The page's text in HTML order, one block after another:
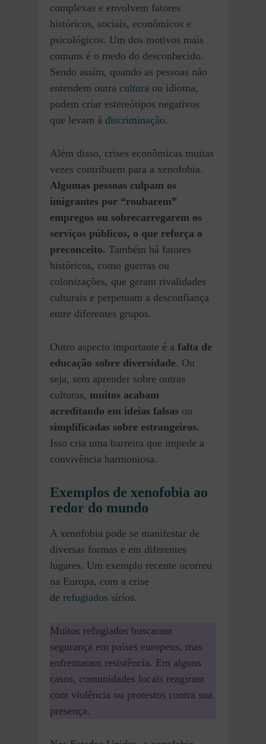
complexas e envolvem fatores
históricos, sociais, econômicos e
psicológicos. Um dos motivos mais
comuns é o medo do desconhecido.
Sendo assim, quando as pessoas não
entendem outra cultura ou idioma,
podem criar estereótipos negativos
que levam à discriminação.
Além disso, crises econômicas muitas
vezes contribuem para a xenofobia.
Algumas pessoas culpam os
imigrantes por “roubarem”
empregos ou sobrecarregarem os
serviços públicos, o que reforça o
preconceito. Também há fatores
históricos, como guerras ou
colonizações, que geram rivalidades
culturais e perpetuam a desconfiança
entre diferentes grupos.
Outro aspecto importante é a falta de
educação sobre diversidade. Ou
seja, sem aprender sobre outras
culturas, muitos acabam
acreditando em ideias falsas ou
simplificadas sobre estrangeiros.
Isso cria uma barreira que impede a
convivência harmoniosa.
Exemplos de xenofobia ao
redor do mundo
A xenofobia pode se manifestar de
diversas formas e em diferentes
lugares. Um exemplo recente ocorreu
na Europa, com a crise
de refugiados sírios.
Muitos refugiados buscaram
segurança em países europeus, mas
enfrentaram resistência. Em alguns
casos, comunidades locais reagiram
com violência ou protestos contra sua
presença.